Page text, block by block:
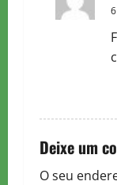
Deixe um
O seu